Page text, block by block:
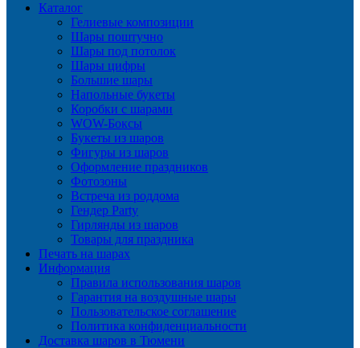
Каталог
Гелиевые композиции
Шары поштучно
Шары под потолок
Шары цифры
Большие шары
Напольные букеты
Коробки с шарами
WOW-Боксы
Букеты из шаров
Фигуры из шаров
Оформление праздников
Фотозоны
Встреча из роддома
Гендер Party
Гирлянды из шаров
Товары для праздника
Печать на шарах
Информация
Правила использования шаров
Гарантия на воздушные шары
Пользовательское соглашение
Политика конфиденциальности
Доставка шаров в Тюмени